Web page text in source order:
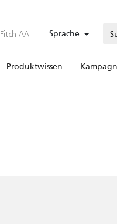
Fitch AA Sprache
Produktwissen